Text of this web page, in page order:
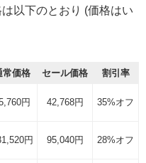
以下のとおり (価格はい
常価格 セール価格
割引率
円 42,768円 35%オフ
円 95,040円 28%オフ